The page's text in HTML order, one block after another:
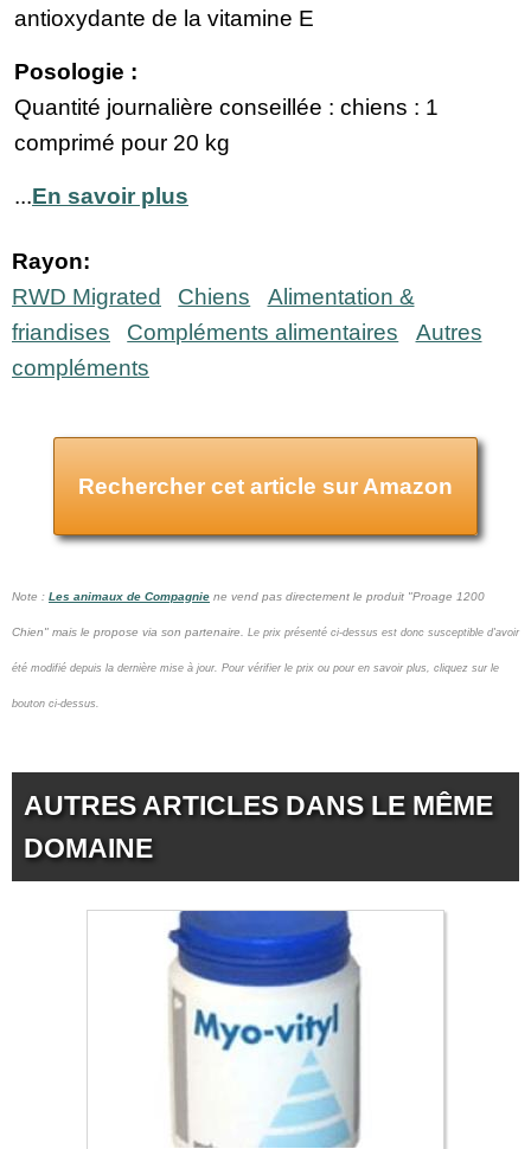
antioxydante de la vitamine E
Posologie :
Quantité journalière conseillée : chiens : 1
comprimé pour 20 kg
...En savoir plus
Rayon:
RWD Migrated
Chiens
Alimentation &
friandises
Compléments alimentaires
Autres
compléments
Rechercher cet article sur Amazon
Note : Les animaux de Compagnie ne vend pas directement le produit "Proage 1200
Chien" mais le propose via son partenaire. Le prix présenté ci-dessus est donc susceptible d'avoir
été modifié depuis la dernière mise à jour. Pour vérifier le prix ou pour en savoir plus, cliquez sur le
bouton ci-dessus.
AUTRES ARTICLES DANS LE MÊME
DOMAINE